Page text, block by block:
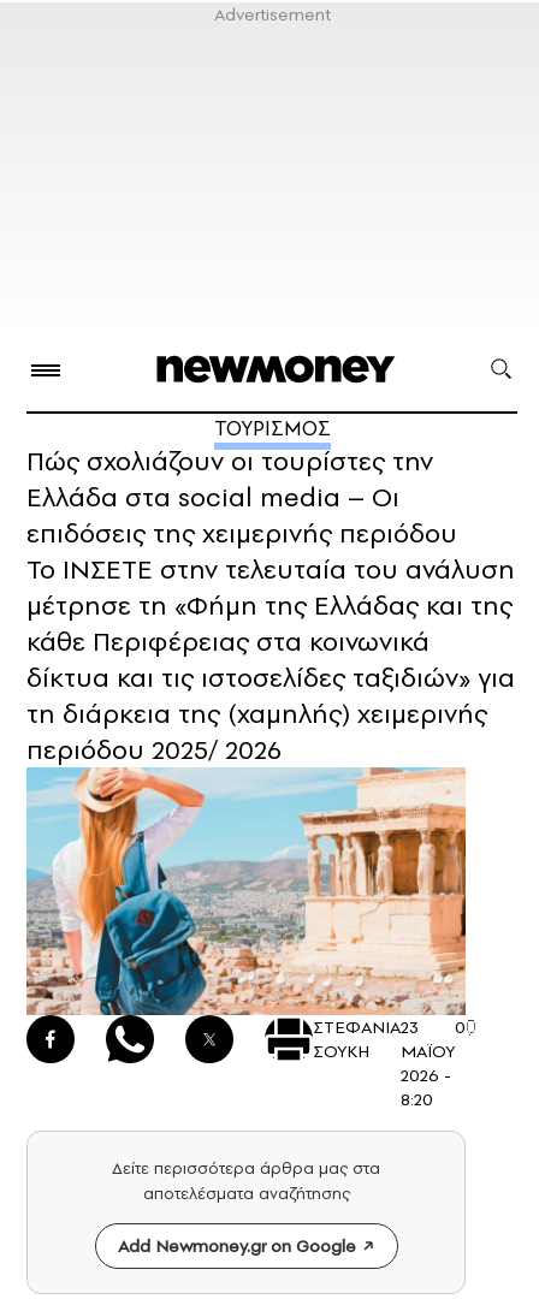
ΤΟΥΡΙΣΜΟΣ
Πώς σχολιάζουν οι τουρίστες την
Ελλάδα στα social media – Οι
επιδόσεις της χειμερινής περιόδου
Το ΙΝΣΕΤΕ στην τελευταία του ανάλυση
μέτρησε τη «Φήμη της Ελλάδας και της
κάθε Περιφέρειας στα κοινωνικά
δίκτυα και τις ιστοσελίδες ταξιδιών» για
τη διάρκεια της (χαμηλής) χειμερινής
περιόδου 2025/ 2026
ΣΤΕΦΑΝΙΑ
ΣΟΥΚΗ
23
ΜΑΪΟΥ
2026 -
8:20
0
Δείτε περισσότερα άρθρα μας στα
αποτελέσματα αναζήτησης
Add Newmoney.gr on Google